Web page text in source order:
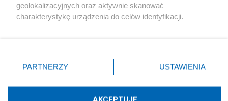
geolokalizacyjnych oraz aktywnie skanować
charakterystykę urządzenia do celów identyfikacji.
zmienić/wycofać klikając przycisk ustawień prywatności
znajdujący się w lewym dolnym rogu strony
rodzaje przetwarzania danych nie wymagają zgody
użytkownika, ale masz prawo sprzeciwić się takiemu
PARTNERZY USTAWIENIA